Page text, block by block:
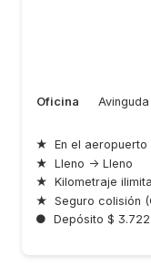
Oficina
★ En el aeropuerto
★ Lleno → Lleno
★ Kilometraje
★ Seguro colisión
● Depósito $